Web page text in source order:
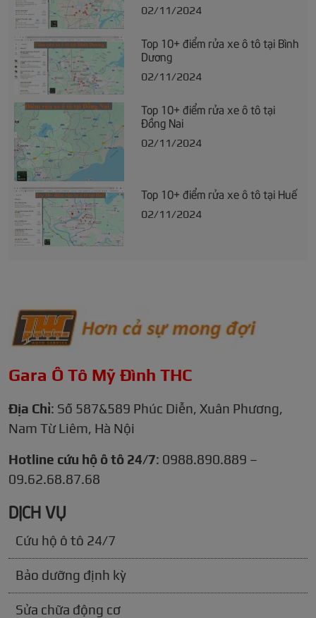
02/11/2024
Top 10+ điểm rửa xe ô tô tại Bình
Dương
02/11/2024
Top 10+ điểm rửa xe ô tô tại
Đồng Nai
02/11/2024
Top 10+ điểm rửa xe ô tô tại Huế
02/11/2024
Gara Ô Tô Mỹ Đình THC
Địa Chỉ: Số 587&589 Phúc Diễn, Xuân Phương,
Nam Từ Liêm, Hà Nội
Hotline cứu hộ ô tô 24/7: 0988.890.889 –
09.62.68.87.68
DỊCH VỤ
Cứu hộ ô tô 24/7
Bảo dưỡng định kỳ
Sửa chữa động cơ